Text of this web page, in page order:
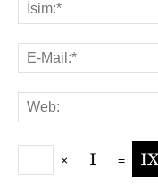
× =